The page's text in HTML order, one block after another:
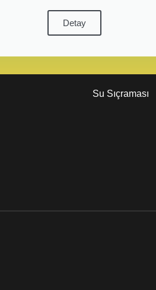
Detay
Su Sıçraması